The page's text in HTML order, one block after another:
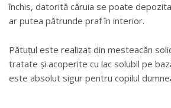
închis, datorită căruia se poate
ar putea pătrunde praf în interior.
Pătuțul este realizat din mesteacăn
tratate și acoperite cu lac solubil pe
este absolut sigur pentru copilul